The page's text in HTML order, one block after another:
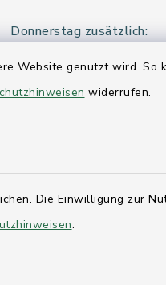
Website genutzt wird. So
widerrufen.
Die Einwilligung zur
.
Donnerstag zusätzlich:
Mittwoch: